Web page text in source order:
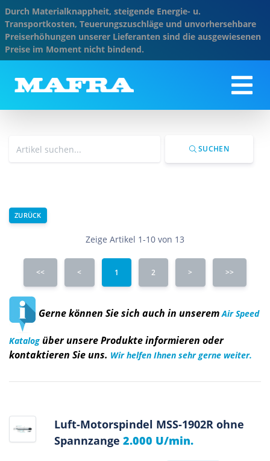
Durch Materialknappheit, steigende Energie- u.
Transportkosten, Teuerungszuschläge und unvorhersehbare
Preiserhöhungen unserer Lieferanten sind die ausgewiesenen
Preise im Moment nicht bindend.
SUCHEN
ZURÜCK
Zeige Artikel 1-10 von 13
<< < 1 2 > >>
Gerne können Sie sich auch in unserem Air Speed
Katalog über unsere Produkte informieren oder
kontaktieren Sie uns. Wir helfen Ihnen sehr gerne weiter.
Luft-Motorspindel MSS-1902R ohne
Spannzange 2.000 U/min.